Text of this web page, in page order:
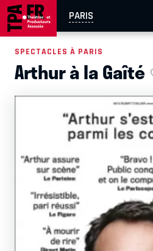
PARIS
AIX-MARSEILLE
EN TOURNÉE
SPECTACLES À PARIS
Arthur à la Gaîté